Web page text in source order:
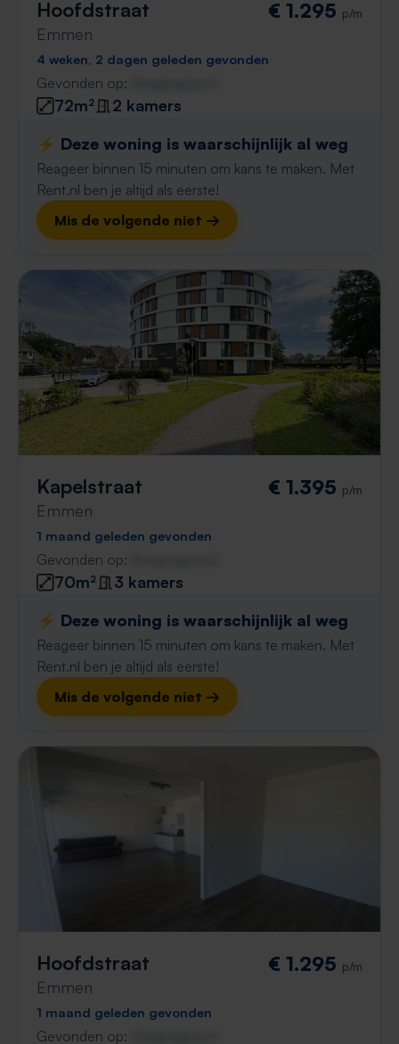
Hoofdstraat
Emmen
€ 1.295 p/m
4 weken, 2 dagen geleden gevonden
Gevonden op:
72m²
2 kamers
⚡️ Deze woning is waarschijnlijk al weg
Reageer binnen 15 minuten om kans te maken. Met
Rent.nl ben je altijd als eerste!
Mis de volgende niet →
Kapelstraat
Emmen
€ 1.395 p/m
1 maand geleden gevonden
Gevonden op:
70m²
3 kamers
⚡️ Deze woning is waarschijnlijk al weg
Reageer binnen 15 minuten om kans te maken. Met
Rent.nl ben je altijd als eerste!
Mis de volgende niet →
Hoofdstraat
Emmen
€ 1.295 p/m
1 maand geleden gevonden
Gevonden op: